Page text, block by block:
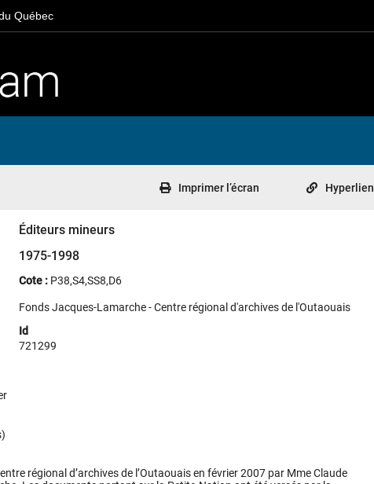
Québec
Imprimer l’écran Hyperlien
Éditeurs mineurs
1975-1998
Cote : P38,S4,SS8,D6
Fonds Jacques-Lamarche - Centre régional d'archives de l'Outaouais
Id
721299
régional d’archives de l’Outaouais en février 2007 par Mme Claude